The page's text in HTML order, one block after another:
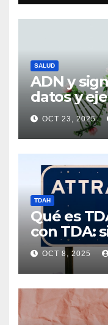
SALUD
ADN y
datos y
OCT 23, 2025
TDAH
Qué es
con TDA:
OCT 8, 2025